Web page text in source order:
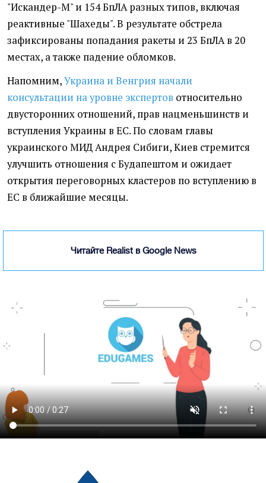
"Искандер-М" и 154 БпЛА разных типов, включая
реактивные "Шахеды". В результате обстрела
зафиксированы попадания ракеты и 23 БпЛА в 20
местах, а также падение обломков.
Напомним,Украина и Венгрия начали
консультации на уровне экспертов относительно
двусторонних отношений, прав нацменьшинств и
вступления Украины в ЕС. По словам главы
украинского МИД Андрея Сибиги, Киев стремится
улучшить отношения с Будапештом и ожидает
открытия переговорных кластеров по вступлению в
ЕС в ближайшие месяцы.
Читайте Realist в Google News